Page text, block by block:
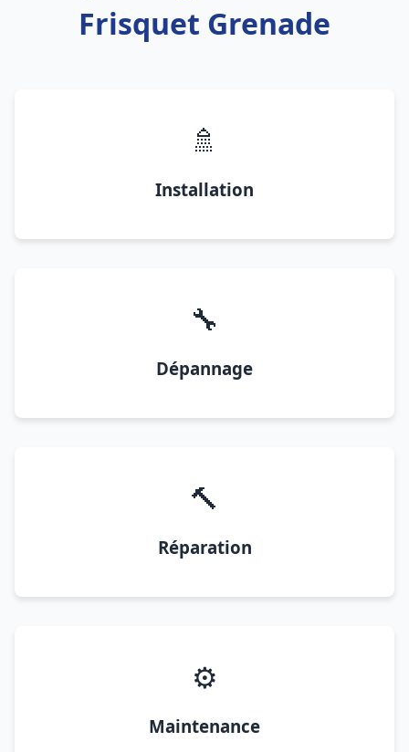
Frisquet Grenade
🚿
Installation
🔧
Dépannage
🔨
Réparation
⚙️
Maintenance